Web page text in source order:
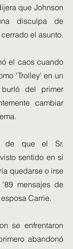
que Johnson
disculpa de
el asunto.
el caos cuando
'Trolley' en un
del primer
cambiar
de que el Sr.
sentido en si
quedarse o irse
mensajes de
Carrie.
se enfrentaron
abandonó